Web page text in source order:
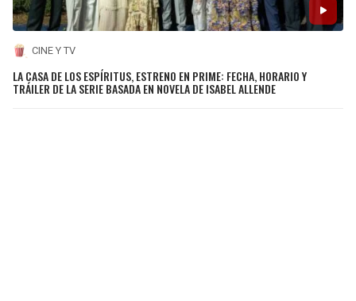
CINE Y TV
LA CASA DE LOS ESPÍRITUS, ESTRENO EN PRIME: FECHA, HORARIO Y
TRÁILER DE LA SERIE BASADA EN NOVELA DE ISABEL ALLENDE